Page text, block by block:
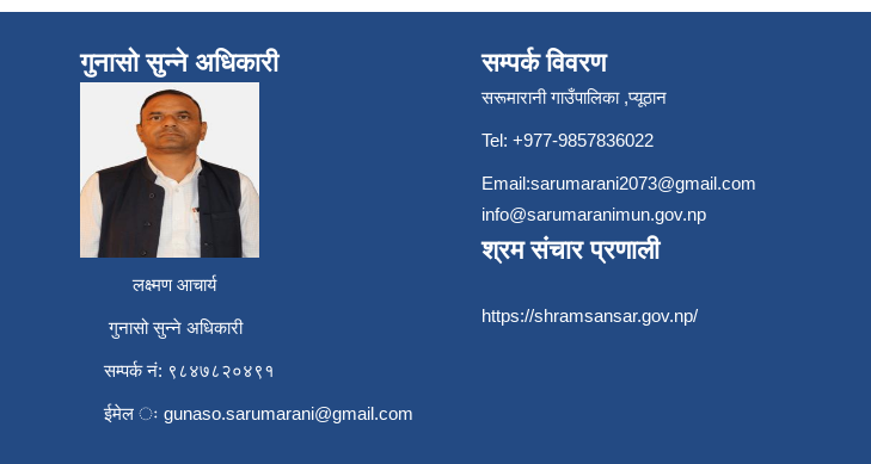
गुनासो सुन्ने अधिकारी
लक्ष्मण आचार्य
गुनासो सुन्ने अधिकारी
सम्पर्क नं: ९८४७८२०४९१
ईमेल ः gunaso.sarumarani@gmail.com
सम्पर्क विवरण
सरूमारानी गाउँपालिका ,प्यूठान
Tel: +977-9857836022
Email:sarumarani2073@gmail.com
info@sarumaranimun.gov.np
श्रम संचार प्रणाली
https://shramsansar.gov.np/